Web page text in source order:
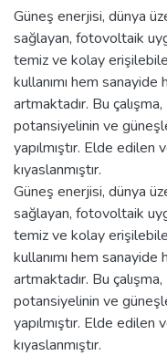
Güneş enerjisi, dünya
sağlayan, fotovoltaik
temiz ve kolay
kullanımı hem
artmaktadır. Bu
potansiyelinin ve
yapılmıştır. Elde edilen
kıyaslanmıştır.
Güneş enerjisi, dünya
sağlayan, fotovoltaik
temiz ve kolay
kullanımı hem
artmaktadır. Bu
potansiyelinin ve
yapılmıştır. Elde edilen
kıyaslanmıştır.